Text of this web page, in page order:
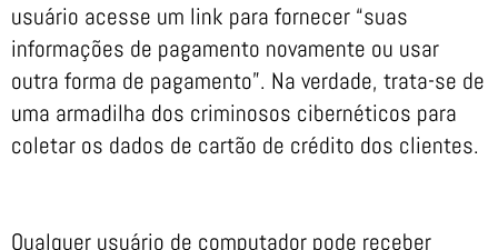
usuário acesse um link para fornecer “suas
informações de pagamento novamente ou usar
outra forma de pagamento”. Na verdade, trata-se de
uma armadilha dos criminosos cibernéticos para
coletar os dados de cartão de crédito dos clientes.
Qualquer usuário de computador pode receber